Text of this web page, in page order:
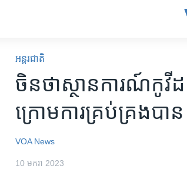
អន្តរជាតិ
ចិន​ថា​ស្ថានការណ៍​កូវី
ក្រោម​ការ​គ្រប់គ្រង​បាន
VOA News
10 មករា 2023